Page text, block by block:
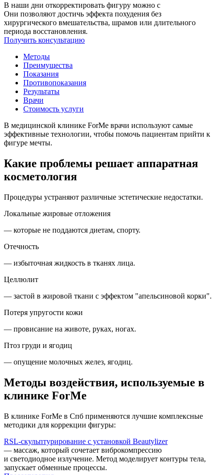
В наши дни откорректировать фигуру можно с
Они позволяют достичь эффекта похудения без
хирургического вмешательства, шрамов или длительного
периода восстановления.
Получить консультацию
Методы
Преимущества
Показания
Противопоказания
Результаты
Врачи
Стоимость услуги
В медицинской клинике ForMe врачи используют самые
эффективные технологии, чтобы помочь пациентам прийти к
фигуре мечты.
Какие проблемы решает аппаратная
косметология
Процедуры устраняют различные эстетические недостатки.
Локальные жировые отложения
— которые не поддаются диетам, спорту.
Отечность
— избыточная жидкость в тканях лица.
Целлюлит
— застой в жировой ткани с эффектом "апельсиновой корки".
Потеря упругости кожи
— провисание на животе, руках, ногах.
Птоз груди и ягодиц
— опущение молочных желез, ягодиц.
Методы воздействия, используемые в
клинике ForMe
В клинике ForMe в Спб применяются лучшие комплексные
методики для коррекции фигуры:
RSL-скульптурирование с установкой Beautylizer
— массаж, который сочетает виброкомпрессию
и светодиодное излучение. Метод моделирует контуры тела,
запускает обменные процессы.